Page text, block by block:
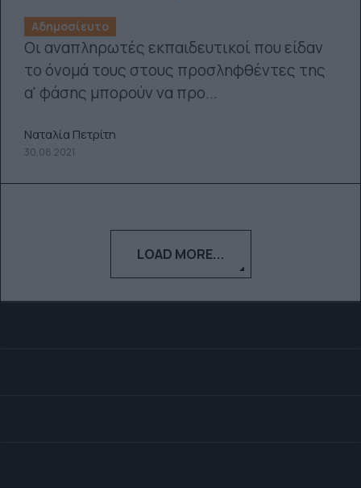
Αδημοσίευτο
Οι αναπληρωτές εκπαιδευτικοί που είδαν
το όνομά τους στους προσληφθέντες της
α' φάσης μπορούν να προ...
Ναταλία Πετρίτη
30.08.2021
LOAD MORE...